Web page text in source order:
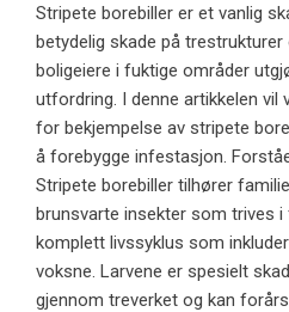
Stripete borebiller er et vanlig
betydelig skade på
boligeiere i fuktige områder
utfordring. I denne artikkelen
for bekjempelse av stripete
å forebygge infestasjon.
Stripete borebiller tilhører
brunsvarte insekter som trives i
komplett livssyklus som
voksne. Larvene er spesielt
gjennom treverket og kan